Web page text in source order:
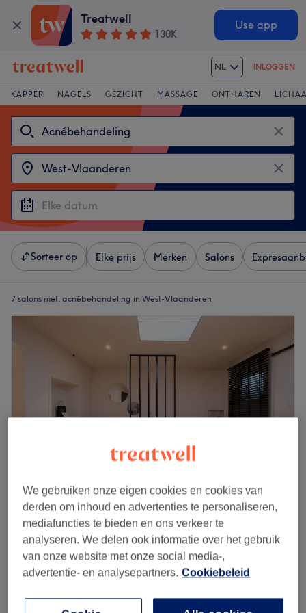
Treatwell
130K
Use app
NL INLOGGEN
KAPPER NAGELS GEZICHT MASSAGE ONTHAREN
Sorteer op Elke prijs Merken Salons
7 salons met: acnébehandeling in West-Vlaanderen
Coquette Rosette
4,9
145 reviews
Magdalena, Brugge
Laat zien op de kaart
Gelaatsbehandeling - Excellence Marine
essence
1 u
We gebruiken onze eigen cookies en cookies van
derden om inhoud en advertenties te personaliseren,
mediafuncties te bieden en ons verkeer te
analyseren. We delen ook informatie over het gebruik
van onze website met onze social media-,
advertentie- en analysepartners. Cookiebeleid